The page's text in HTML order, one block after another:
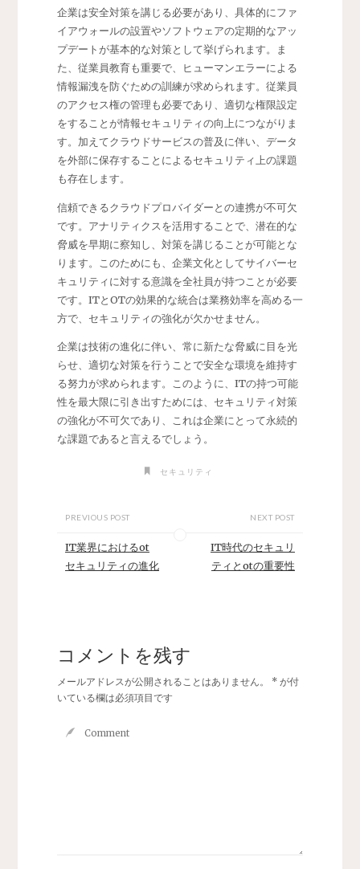
企業は安全対策を講じる必要があり、具体的にファ
イアウォールの設置やソフトウェアの定期的なアッ
プデートが基本的な対策として挙げられます。ま
た、従業員教育も重要で、ヒューマンエラーによる
情報漏洩を防ぐための訓練が求められます。従業員
のアクセス権の管理も必要であり、適切な権限設定
をすることが情報セキュリティの向上につながりま
す。加えてクラウドサービスの普及に伴い、データ
を外部に保存することによるセキュリティ上の課題
も存在します。
信頼できるクラウドプロバイダーとの連携が不可欠
です。アナリティクスを活用することで、潜在的な
脅威を早期に察知し、対策を講じることが可能とな
ります。このためにも、企業文化としてサイバーセ
キュリティに対する意識を全社員が持つことが必要
です。ITとOTの効果的な統合は業務効率を高める一
方で、セキュリティの強化が欠かせません。
企業は技術の進化に伴い、常に新たな脅威に目を光
らせ、適切な対策を行うことで安全な環境を維持す
る努力が求められます。このように、ITの持つ可能
性を最大限に引き出すためには、セキュリティ対策
の強化が不可欠であり、これは企業にとって永続的
な課題であると言えるでしょう。
セキュリティ
PREVIOUS POST
IT業界におけるot
セキュリティの進化
NEXT POST
IT時代のセキュリ
ティとotの重要性
コメントを残す
メールアドレスが公開されることはありません。 *が付
いている欄は必須項目です